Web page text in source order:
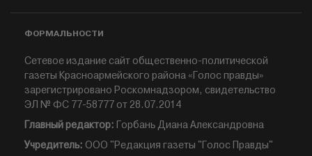
ФОРМАЛЬНОСТИ
Сетевое издание сайт общественно-политической
газеты Красноармейского района «Голос правды»
зарегистрировано Роскомнадзором, свидетельство
ЭЛ № ФС 77-58777 от 28.07.2014
Главный редактор: Горбань Диана Александровна
Учредитель: ООО "Редакция газеты "Голос Правды"